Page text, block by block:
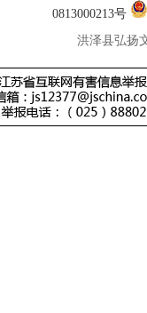
0813000213号
洪泽县弘扬